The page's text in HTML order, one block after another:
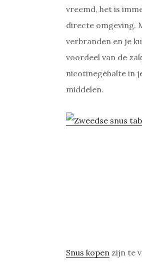
vreemd, het is
directe omgeving.
verbranden en je
voordeel van de
nicotinegehalte in
middelen.
Snus kopen zijn te